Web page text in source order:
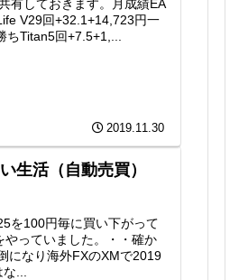
有しておきます。月成績EA
V29回+32.1+14,723円一
ちTitan5回+7.5+1,...
2019.11.30
生活（自動売買）
を100円毎に買い下がって
っていました。・・確か
になり海外FXのXMで2019
...